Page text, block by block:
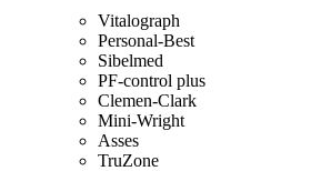
Vitalograph
Personal-Best
Sibelmed
PF-control plus
Clemen-Clark
Mini-Wright
Asses
TruZone